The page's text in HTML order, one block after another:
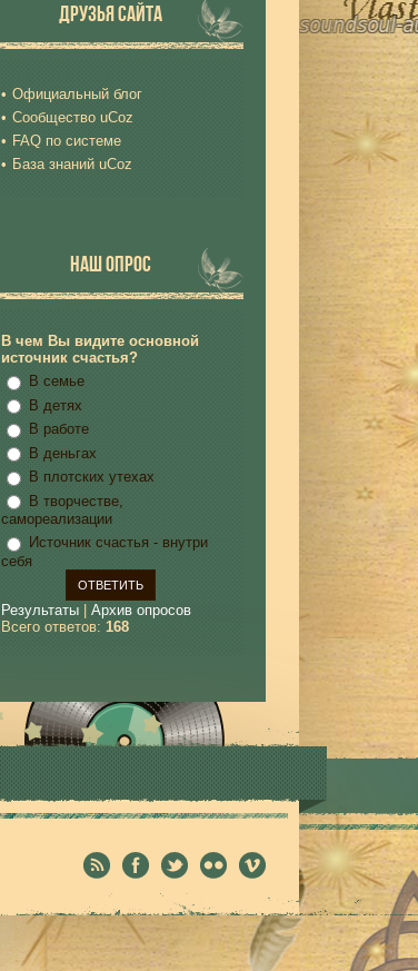
ДРУЗЬЯ САЙТА
Официальный блог
Сообщество uCoz
FAQ по системе
База знаний uCoz
НАШ ОПРОС
В чем Вы видите основной
источник счастья?
В семье
В детях
В работе
В деньгах
В плотских утехах
В творчестве,
самореализации
Источник счастья - внутри
себя
Результаты| Архив опросов
Всего ответов: 168